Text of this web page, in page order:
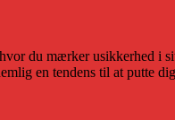
du mærker usikkerhed i
en tendens til at putte